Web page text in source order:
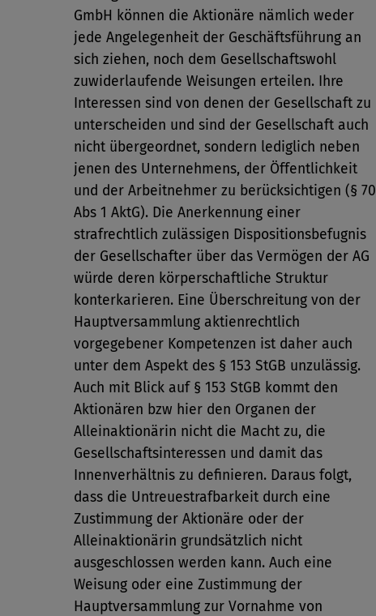
GmbH können die Aktionäre nämlich weder
jede Angelegenheit der Geschäftsführung an
sich ziehen, noch dem Gesellschaftswohl
zuwiderlaufende Weisungen erteilen. Ihre
Interessen sind von denen der Gesellschaft zu
unterscheiden und sind der Gesellschaft auch
nicht übergeordnet, sondern lediglich neben
jenen des Unternehmens, der Öffentlichkeit
und der Arbeitnehmer zu berücksichtigen (§ 70
Abs 1 AktG). Die Anerkennung einer
strafrechtlich zulässigen Dispositionsbefugnis
der Gesellschafter über das Vermögen der AG
würde deren körperschaftliche Struktur
konterkarieren. Eine Überschreitung von der
Hauptversammlung aktienrechtlich
vorgegebener Kompetenzen ist daher auch
unter dem Aspekt des § 153 StGB unzulässig.
Auch mit Blick auf § 153 StGB kommt den
Aktionären bzw hier den Organen der
Alleinaktionärin nicht die Macht zu, die
Gesellschaftsinteressen und damit das
Innenverhältnis zu definieren. Daraus folgt,
dass die Untreuestrafbarkeit durch eine
Zustimmung der Aktionäre oder der
Alleinaktionärin grundsätzlich nicht
ausgeschlossen werden kann. Auch eine
Weisung oder eine Zustimmung der
Hauptversammlung zur Vornahme von